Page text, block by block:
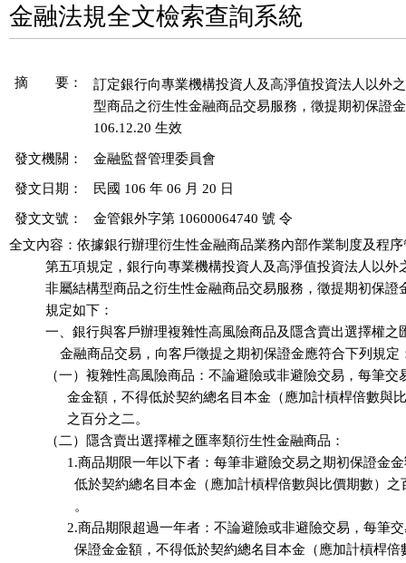
金融法規全文檢索查詢系統
摘 要：
訂定銀行向專業機構投資人及高淨值投資法人以外
型商品之衍生性金融商品交易服務，徵提期初保證
106.12.20 生效
發文機關： 金融監督管理委員會
發文日期： 民國 106 年 06 月 20 日
發文文號：
金管銀外字第 10600064740 號 令
全文內容：依據銀行辦理衍生性金融商品業務內部作業制度及程
第五項規定，銀行向專業機構投資人及高淨值投資法人以
非屬結構型商品之衍生性金融商品交易服務，徵提期初保
          規定如下：
一、銀行與客戶辦理複雜性高風險商品及隱含賣出選擇權
金融商品交易，向客戶徵提之期初保證金應符合下列規定
（一）複雜性高風險商品：不論避險或非避險交易，每筆
金金額，不得低於契約總名目本金（應加計槓桿倍數與
                之百分之二。
          （二）隱含賣出選擇權之匯率類衍生性金融商品：
1.商品期限一年以下者：每筆非避險交易之期初保證金
低於契約總名目本金（應加計槓桿倍數與比價期數）
                  。
2.商品期限超過一年者：不論避險或非避險交易，每筆
保證金金額，不得低於契約總名目本金（應加計槓桿